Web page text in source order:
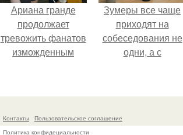
Ариана гранде
продолжает
тревожить фанатов
изможденным
Зумеры все чаще
приходят на
собеседования не
одни, а с
Контакты
Пользовательское соглашение
Политика конфидециальности